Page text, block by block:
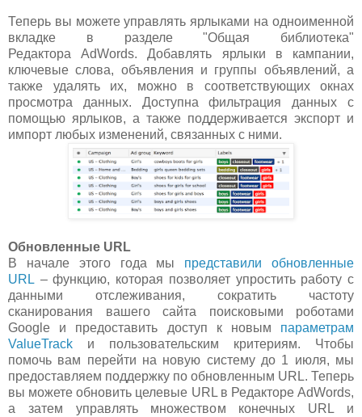
Теперь вы можете управлять ярлыками на одноименной
вкладке в разделе "Общая библиотека"
Редактора AdWords. Добавлять ярлыки в кампании,
ключевые слова, объявления и группы объявлений, а
также удалять их, можно в соответствующих окнах
просмотра данных. Доступна фильтрация данных с
помощью ярлыков, а также поддерживается экспорт и
импорт любых изменений, связанных с ними.
Обновленные URL
В начале этого года мы представили обновленные
URL – функцию, которая позволяет упростить работу с
данными отслеживания, сократить частоту
сканирования вашего сайта поисковыми роботами
Google и предоставить доступ к новым параметрам
ValueTrack и пользовательским критериям. Чтобы
помочь вам перейти на новую систему до 1 июля, мы
предоставляем поддержку по обновленным URL. Теперь
вы можете обновить целевые URL в Редакторе AdWords,
а затем управлять множеством конечных URL и